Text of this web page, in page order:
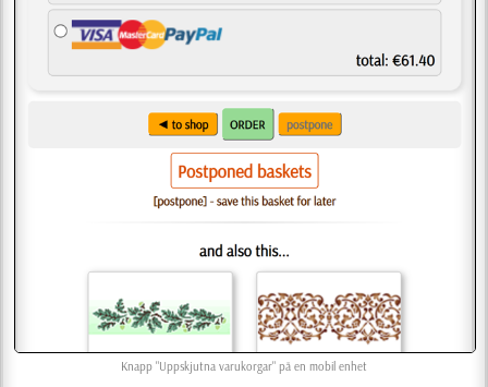
Knapp "Uppskjutna varukorgar" på en mobil enhet